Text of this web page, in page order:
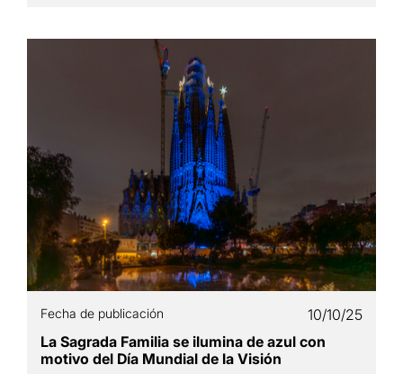
Fecha de publicación
10/10/25
La Sagrada Familia se ilumina de azul con
motivo del Día Mundial de la Visión